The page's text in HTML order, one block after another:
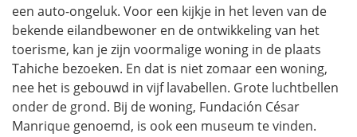
een auto-ongeluk. Voor een kijkje in het leven van de
bekende eilandbewoner en de ontwikkeling van het
toerisme, kan je zijn voormalige woning in de plaats
Tahiche bezoeken. En dat is niet zomaar een woning,
nee het is gebouwd in vijf lavabellen. Grote luchtbellen
onder de grond. Bij de woning, Fundación César
Manrique genoemd, is ook een museum te vinden.